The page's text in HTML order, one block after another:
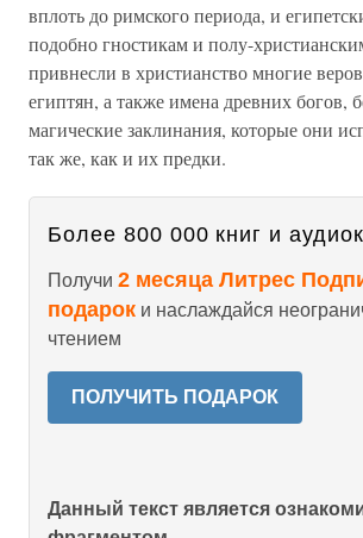
вплоть до римского периода, и
подобно гностикам и полу-
привнесли в христианство многие
египтян, а также имена древних богов,
магические заклинания, которые они
так же, как и их предки.
Более 800 000 книг и
Получи 2 месяца Литрес
подарок и наслаждайся
чтением
ПОЛУЧИТЬ ПОДАРОК
Данный текст является